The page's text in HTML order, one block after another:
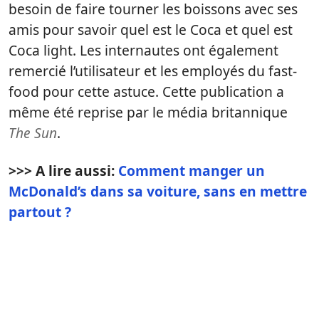
besoin de faire tourner les boissons avec ses
amis pour savoir quel est le Coca et quel est
Coca light. Les internautes ont également
remercié l’utilisateur et les employés du fast-
food pour cette astuce. Cette publication a
même été reprise par le média britannique
The Sun.
>>> A lire aussi: Comment manger un
McDonald’s dans sa voiture, sans en mettre
partout ?